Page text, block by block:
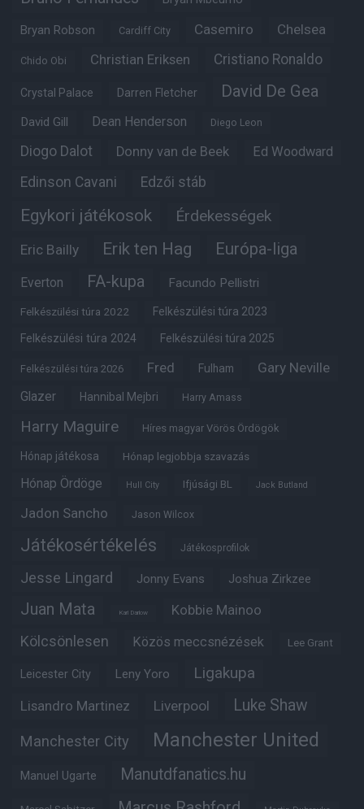
Bryan Robson Cardiff City Casemiro Chelsea
Chido Obi Christian Eriksen Cristiano Ronaldo
Crystal Palace Darren Fletcher David De Gea
David Gill Dean Henderson Diego Leon
Diogo Dalot Donny van de Beek Ed Woodward
Edinson Cavani Edzői stáb
Egykori játékosok Érdekességek
Eric Bailly Erik ten Hag Európa-liga
Everton FA-kupa Facundo Pellistri
Felkészülési túra 2022 Felkészülési túra 2023
Felkészülési túra 2024 Felkészülési túra 2025
Felkészülési túra 2026 Fred Fulham Gary Neville
Glazer Hannibal Mejbri Harry Amass
Harry Maguire Híres magyar Vörös Ördögök
Hónap játékosa Hónap legjobbja szavazás
Hónap Ördöge Hull City Ifjúsági BL Jack Butland
Jadon Sancho Jason Wilcox
Játékosértékelés Játékosprofilok
Jesse Lingard Jonny Evans Joshua Zirkzee
Juan Mata Karl Darlow Kobbie Mainoo
Kölcsönlesen Közös meccsnézések Lee Grant
Leicester City Leny Yoro Ligakupa
Lisandro Martinez Liverpool Luke Shaw
Manchester City Manchester United
Manuel Ugarte Manutdfanatics.hu